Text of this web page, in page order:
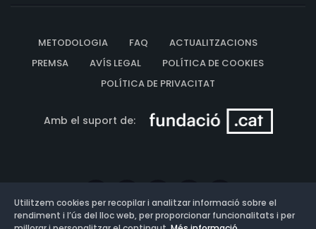
METODOLOGIA FAQ
ACTUALITZACIONS
PREMSA
AVÍS LEGAL
POLÍTICA DE COOKIES
POLÍTICA DE PRIVACITAT
Amb el suport de:
Utilitzem cookies per recopilar i analitzar informació sobre el
rendiment i l’ús del lloc web, per proporcionar funcionalitats i per